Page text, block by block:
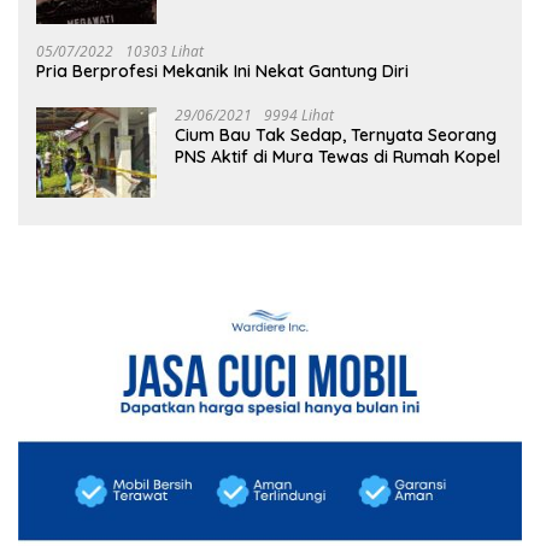
05/07/2022 10303 Lihat
Pria Berprofesi Mekanik Ini Nekat Gantung Diri
29/06/2021 9994 Lihat
Cium Bau Tak Sedap, Ternyata Seorang
PNS Aktif di Mura Tewas di Rumah Kopel